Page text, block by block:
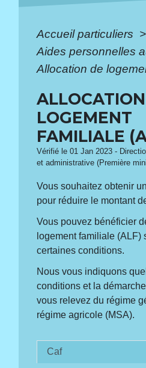
Accueil particuliers >
Aides personnelles
Allocation de
LOGEMENT
FAMILIALE
Vérifié le 01 Jan 2023 -
et administrative (Première
Vous souhaitez obtenir
pour réduire le montant
Vous pouvez bénéficier
logement familiale (ALF)
certaines conditions.
Nous vous indiquons
conditions et la
vous relevez du régime
régime agricole (MSA).
Caf